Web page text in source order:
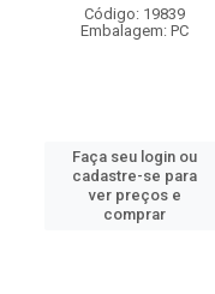
Código: 19839
Embalagem: PC
Faça seu login ou
cadastre-se para
ver preços e
comprar